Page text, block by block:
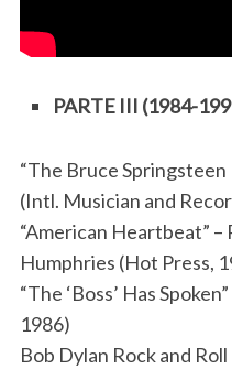
PARTE III (1984-
“The Bruce
(Intl. Musician and
“American Heartbeat”
Humphries (Hot Press,
“The ‘Boss’ Has
1986)
Bob Dylan Rock and